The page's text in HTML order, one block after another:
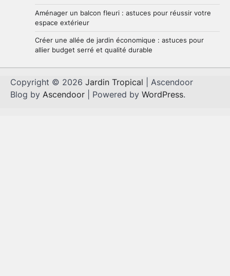
Astuces ingénieuses pour exploiter
chaque centimètre de votre petit
jardin
Clôture jardin moderne : comment
Aménager un balcon fleuri : astuces pour réussir votre
espace extérieur
Créer une allée de jardin économique : astuces pour
allier budget serré et qualité durable
Copyright © 2026 Jardin Tropical | Ascendoor
Blog by Ascendoor | Powered by WordPress.